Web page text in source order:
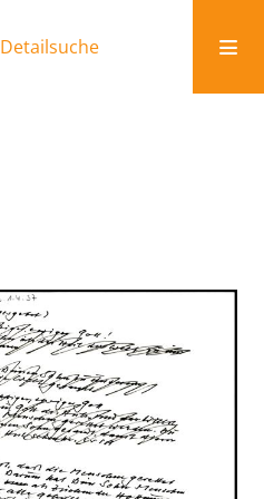
Detailsuche